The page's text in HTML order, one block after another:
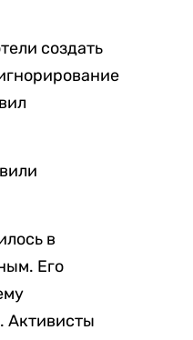
создать
в
Его
Активисты